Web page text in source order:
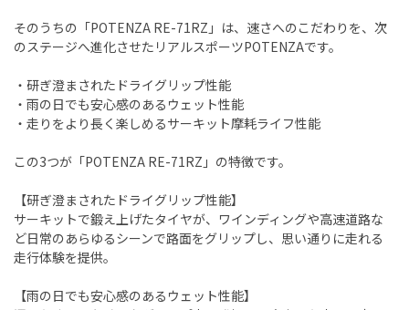
そのうちの「POTENZA RE-71RZ」は、速さへのこだわりを、次
のステージへ進化させたリアルスポーツPOTENZAです。
・研ぎ澄まされたドライグリップ性能
・雨の日でも安心感のあるウェット性能
・走りをより長く楽しめるサーキット摩耗ライフ性能
この3つが「POTENZA RE-71RZ」の特徴です。
【研ぎ澄まされたドライグリップ性能】
サーキットで鍛え上げたタイヤが、ワインディングや高速道路な
ど日常のあらゆるシーンで路面をグリップし、思い通りに走れる
走行体験を提供。
【雨の日でも安心感のあるウェット性能】